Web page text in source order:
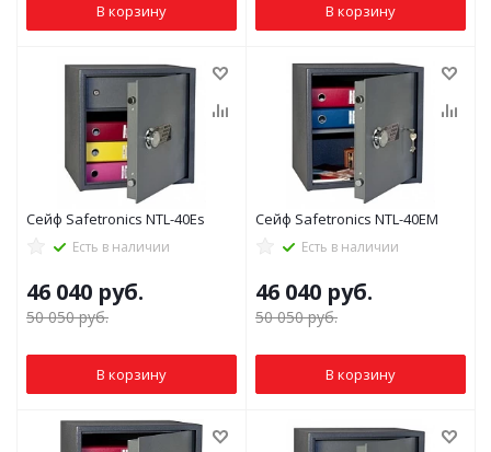
В корзину В корзину
Сейф Safetronics NTL-40Es
Есть в наличии
46 040 руб.
50 050руб.
В корзину
Сейф Safetronics NTL-40EM
Есть в наличии
46 040 руб.
50 050руб.
В корзину